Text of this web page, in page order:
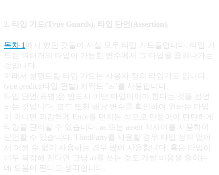
2. 타입 가드(Type Guards), 타입 단언(Assertion),
목차 1 에서 했던 것들이 사실 모두 타입 가드들입니다. 타입 가
드는 여러개의 타입이 가능한 변수에서 그 타입을 좁혀나가는
것입니다.
아래서 설명드릴 타입 가드는 사용자 정의 타입가드 입니다.
type predict(타입 판별) 키워드 "is"를 사용합니다.
타입 단언(표명)은 반드시 어떤 타입이어야 한다는 것을 선언
하는 것입니다. 코드 또한 해당 변수를 확인하여 원하는 타입
이 아니면 과감하게 Error를 던지는 식으로 만들어야 탄탄하게
타입을 관리할 수 있습니다. as 또는 assert 지시어를 사용하여
단언할 수 있습니다. ThirdParty를 사용할 경우 타입 정의 없어
서 어쩔 수 없이 사용하는 경우 많이 사용합니다. 혹은 타입이
너무 복잡해 진다면 그냥 as를 쓰는 것도 개발 비용을 줄이는
데 도움이 된다고 생각합니다.